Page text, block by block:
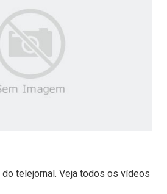
telejornal. Veja todos os vídeos